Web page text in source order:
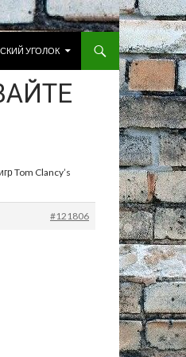
УГОЛОК
Tom Clancy’s
#121806